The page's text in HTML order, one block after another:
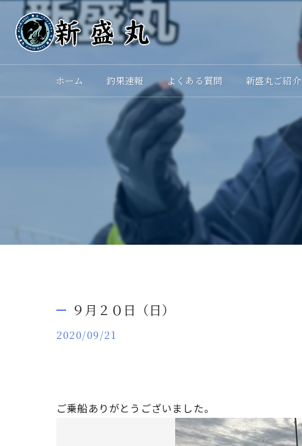
ホーム 釣果速報 よくある質問 新盛丸ご紹介
９月２０日（日）
2020/09/21
ご乗船ありがとうございました。